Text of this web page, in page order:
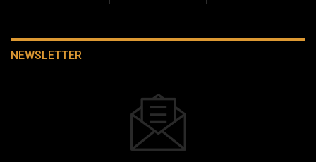
NEWSLETTER